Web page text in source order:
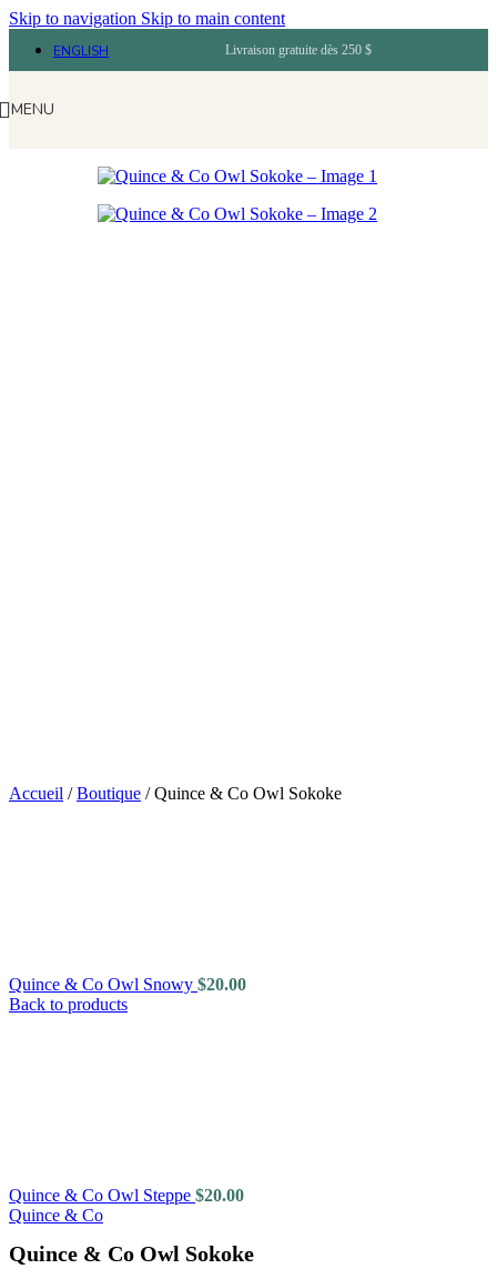
Skip to navigation Skip to main content
ENGLISH Livraison gratuite dès 250 $
MENU
Accueil /Boutique /Quince & Co Owl Sokoke
Quince & Co Owl Snowy $20.00
Back to products
Quince & Co Owl Steppe $20.00
Quince & Co
Quince & Co Owl Sokoke